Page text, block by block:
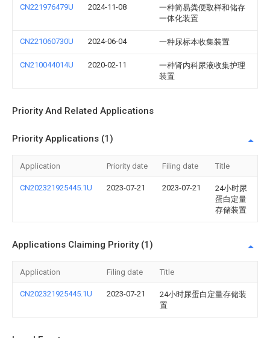
CN221976479U 2024-11-08
一种简易粪便取样和储存
一体化装置
CN221060730U 2024-06-04 一种尿标本收集装置
CN210044014U 2020-02-11
一种肾内科尿液收集护理
装置
Priority And Related Applications
Priority Applications (1)
Application Priority date Filing date Title
CN202321925445.1U 2023-07-21 2023-07-21
24小时尿
蛋白定量
存储装置
Applications Claiming Priority (1)
Application Filing date Title
CN202321925445.1U 2023-07-21
24小时尿蛋白定量存储装
置